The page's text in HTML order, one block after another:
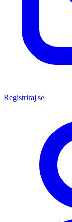
Registriraj se